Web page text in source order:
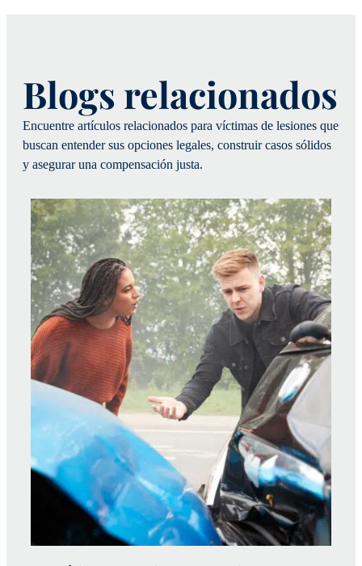
Blogs relacionados
Encuentre artículos relacionados para víctimas de lesiones que
buscan entender sus opciones legales, construir casos sólidos
y asegurar una compensación justa.